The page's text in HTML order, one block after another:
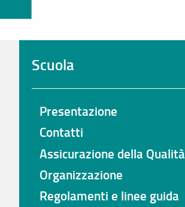
Scuola
Presentazione
Contatti
Assicurazione della Qualità
Organizzazione
Regolamenti e linee guida